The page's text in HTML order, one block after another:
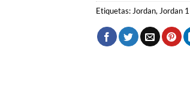
SKU:
N/D
Etiquetas: Jordan,Jordan 1